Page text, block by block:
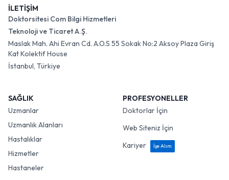
İLETİŞİM
Doktorsitesi Com Bilgi Hizmetleri
Teknoloji ve Ticaret A.Ş.
Maslak Mah. Ahi Evran Cd. A.O.S 55 Sokak No:2 Aksoy Plaza Giriş
Kat Kolektif House
İstanbul, Türkiye
SAĞLIK
Uzmanlar
Uzmanlık Alanları
Hastalıklar
Hizmetler
Hastaneler
PROFESYONELLER
Doktorlar İçin
Web Siteniz İçin
Kariyer
İşe Alım